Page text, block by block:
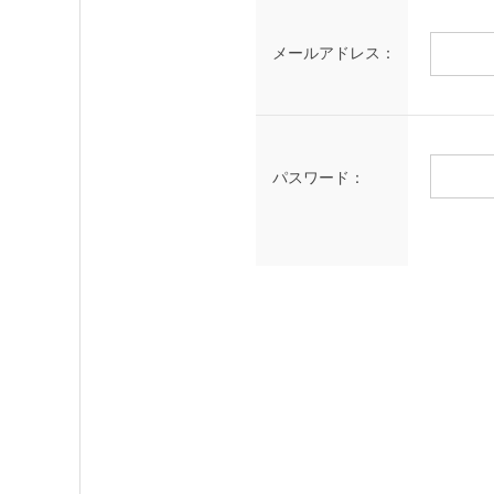
メールアドレス：
パスワード：